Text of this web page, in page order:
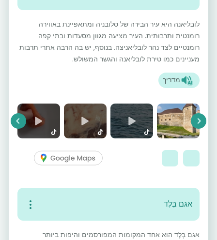
לובליאנה היא עיר הבירה של סלובניה ומתאפיינת באווירה
רומנטית ותרבותית. העיר מציעה מגוון מסעדות ובתי קפה
רומנטיים לצד נהר לובליאניצה. בנוסף, יש בה הרבה אתרי תרבות
מעניינים כמו טירת לובליאנה והגשר המשולש.
מדריך
Next
אגם בְּלֶד
אגם בְּלֶד הוא אחד המקומות המפורסמים והיפות ביותר